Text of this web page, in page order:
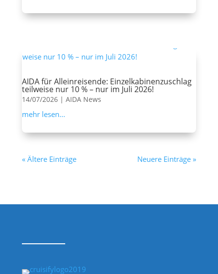
AIDA für Alleinreisende: Einzelkabinenzuschlag
teilweise nur 10 % – nur im Juli 2026!
14/07/2026| AIDA News
mehr lesen...
« Ältere Einträge Neuere Einträge »